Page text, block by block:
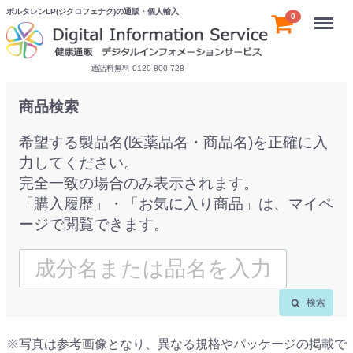
ボルタレンLP(ジクロフェナク)の通販・個人輸入
通話料無料 0120-800-728
0 Menu
商品検索
希望する製品名(医薬品名・商品名)を正確に入
力してください。
完全一致の場合のみ表示されます。
「購入履歴」・「お気に入り商品」は、マイペ
ージで閲覧できます。
検索
※写真は参考画像となり、異なる規格やパッケージの掲載で